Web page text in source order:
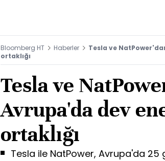
Bloomberg HT Haberler
Tesla ve
ortaklığı
Tesla ve
Avrupa'da dev
ortaklığı
Tesla ile NatPower, Avrupa'da